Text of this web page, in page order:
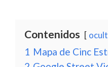
Contenidos
1 Mapa de Cinc